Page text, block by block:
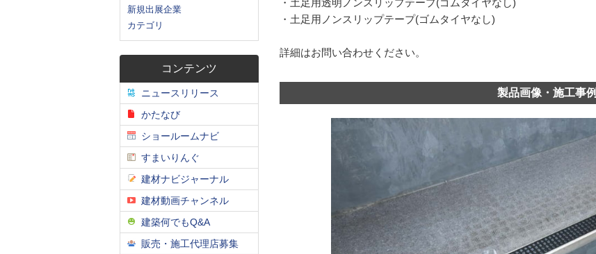
新規出展企業
カテゴリ
コンテンツ
ニュースリリース
かたなび
ショールームナビ
すまいりんぐ
建材ナビジャーナル
建材動画チャンネル
建築何でもQ&A
販売・施工代理店募集
・土足用透明ノンスリップテープ(ゴムタイヤなし)
・土足用ノンスリップテープ(ゴムタイヤなし)
詳細はお問い合わせください。
製品画像・施工事例